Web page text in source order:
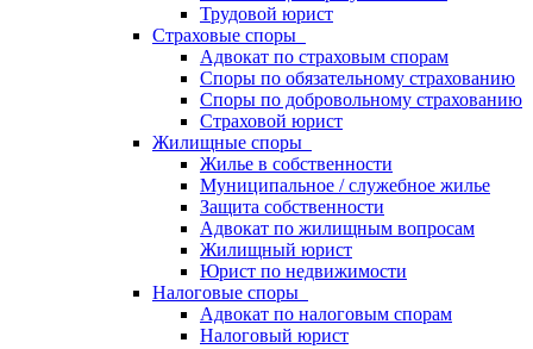
Трудовой юрист
Страховые споры
Адвокат по страховым спорам
Споры по обязательному страхованию
Споры по добровольному страхованию
Страховой юрист
Жилищные споры
Жилье в собственности
Муниципальное / служебное жилье
Защита собственности
Адвокат по жилищным вопросам
Жилищный юрист
Юрист по недвижимости
Налоговые споры
Адвокат по налоговым спорам
Налоговый юрист